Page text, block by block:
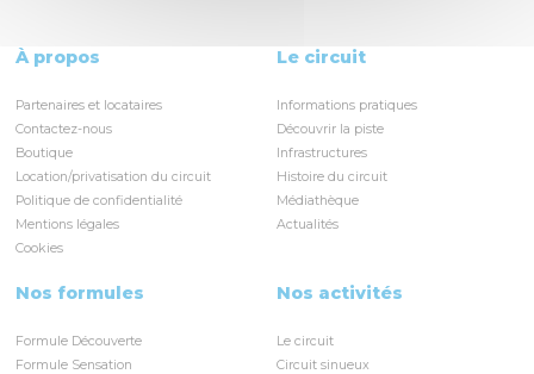
À propos
Partenaires et locataires
Contactez-nous
Boutique
Location/privatisation du circuit
Politique de confidentialité
Mentions légales
Cookies
Le circuit
Informations pratiques
Découvrir la piste
Infrastructures
Histoire du circuit
Médiathèque
Actualités
Nos formules
Formule Découverte
Formule Sensation
Nos activités
Le circuit
Circuit sinueux